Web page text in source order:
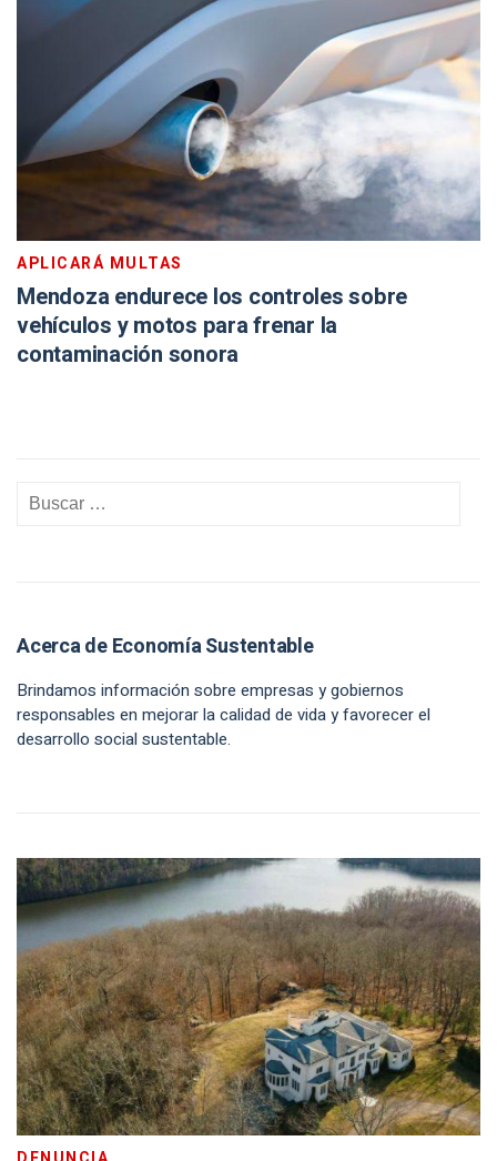
APLICARÁ MULTAS
Mendoza endurece los controles sobre
vehículos y motos para frenar la
contaminación sonora
Acerca de Economía Sustentable
Brindamos información sobre empresas y gobiernos
responsables en mejorar la calidad de vida y favorecer el
desarrollo social sustentable.